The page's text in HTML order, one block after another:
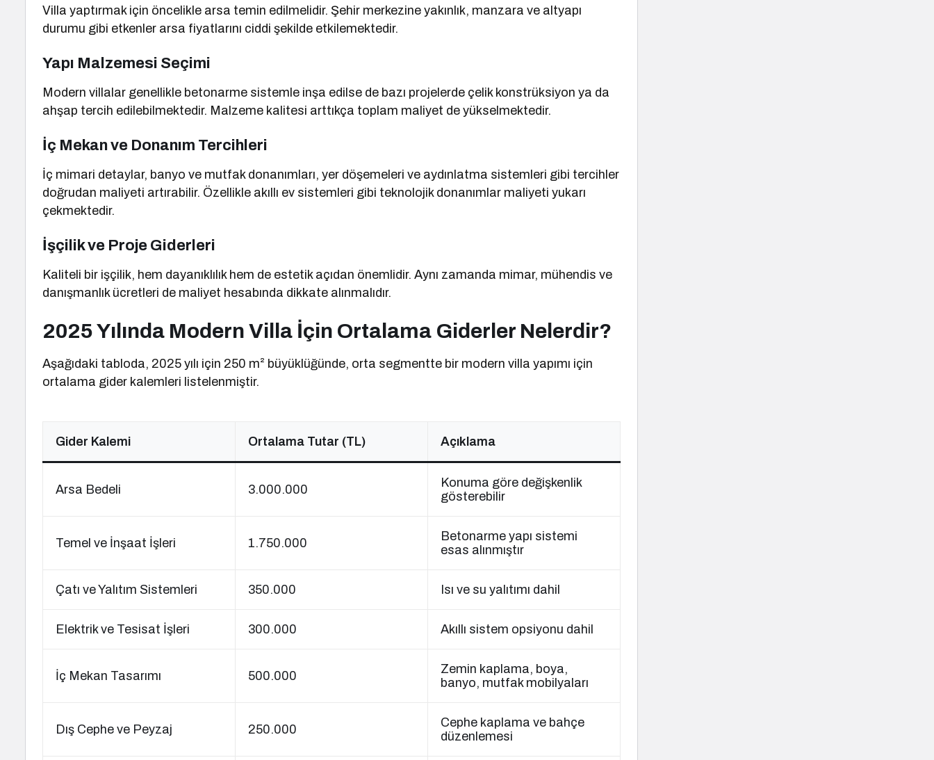
Villa yaptırmak için öncelikle arsa temin edilmelidir. Şehir merkezine yakınlık, manzara ve altyapı
durumu gibi etkenler arsa fiyatlarını ciddi şekilde etkilemektedir.
Yapı Malzemesi Seçimi
Modern villalar genellikle betonarme sistemle inşa edilse de bazı projelerde çelik konstrüksiyon ya da
ahşap tercih edilebilmektedir. Malzeme kalitesi arttıkça toplam maliyet de yükselmektedir.
İç Mekan ve Donanım Tercihleri
İç mimari detaylar, banyo ve mutfak donanımları, yer döşemeleri ve aydınlatma sistemleri gibi tercihler
doğrudan maliyeti artırabilir. Özellikle akıllı ev sistemleri gibi teknolojik donanımlar maliyeti yukarı
çekmektedir.
İşçilik ve Proje Giderleri
Kaliteli bir işçilik, hem dayanıklılık hem de estetik açıdan önemlidir. Aynı zamanda mimar, mühendis ve
danışmanlık ücretleri de maliyet hesabında dikkate alınmalıdır.
2025 Yılında Modern Villa İçin Ortalama Giderler Nelerdir?
Aşağıdaki tabloda, 2025 yılı için 250 m² büyüklüğünde, orta segmentte bir modern villa yapımı için
ortalama gider kalemleri listelenmiştir.
Gider Kalemi Ortalama Tutar (TL) Açıklama
Arsa Bedeli 3.000.000
Konuma göre değişkenlik
gösterebilir
Temel ve İnşaat İşleri 1.750.000
Betonarme yapı sistemi
esas alınmıştır
Çatı ve Yalıtım Sistemleri 350.000 Isı ve su yalıtımı dahil
Elektrik ve Tesisat İşleri 300.000 Akıllı sistem opsiyonu dahil
İç Mekan Tasarımı 500.000
Zemin kaplama, boya,
banyo, mutfak mobilyaları
Dış Cephe ve Peyzaj 250.000
Cephe kaplama ve bahçe
düzenlemesi